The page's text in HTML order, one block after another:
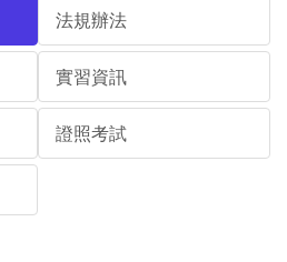
法規辦法
實習資訊
證照考試